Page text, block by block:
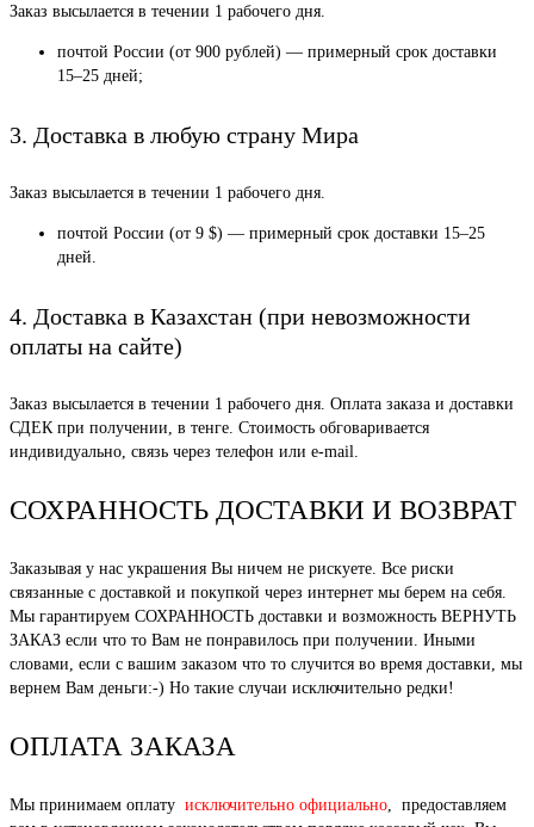
Заказ высылается в течении 1 рабочего дня.
почтой России (от 900 рублей) — примерный срок доставки
15–25 дней;
3. Доставка в любую страну Мира
Заказ высылается в течении 1 рабочего дня.
почтой России (от 9 $) — примерный срок доставки 15–25
дней.
4. Доставка в Казахстан (при невозможности
оплаты на сайте)
Заказ высылается в течении 1 рабочего дня. Оплата заказа и доставки
СДЕК при получении, в тенге. Стоимость обговаривается
индивидуально, связь через телефон или e-mail.
СОХРАННОСТЬ ДОСТАВКИ И ВОЗВРАТ
Заказывая у нас украшения Вы ничем не рискуете. Все риски
связанные с доставкой и покупкой через интернет мы берем на себя.
Мы гарантируем СОХРАННОСТЬ доставки и возможность ВЕРНУТЬ
ЗАКАЗ если что то Вам не понравилось при получении. Иными
словами, если с вашим заказом что то случится во время доставки, мы
вернем Вам деньги:-) Но такие случаи исключительно редки!
ОПЛАТА ЗАКАЗА
Мы принимаем оплату исключительно официально, предоставляем